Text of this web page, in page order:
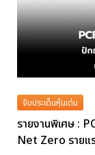
จับประเด็นหุ้นเด่น
รายงานพิเศษ :
Net Zero รายแ